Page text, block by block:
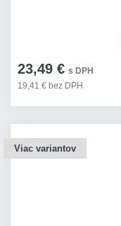
23,49 € s DPH
19,41 € bez DPH
Viac variantov